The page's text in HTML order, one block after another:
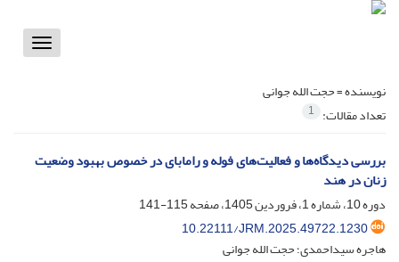
Toggle
نویسنده =حجت الله جوانی
تعداد مقالات: 1
بررسی دیدگاه‌ها و فعالیت‌های فوله و رامابای در خصوص بهبود وضعیت
زنان در هند
دوره 10، شماره 1، فروردین 1405، صفحه
115-141
10.22111/JRM.2025.49722.1230
هاجره سیداحمدی؛ حجت الله جوانی